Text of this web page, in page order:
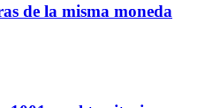
de la misma moneda